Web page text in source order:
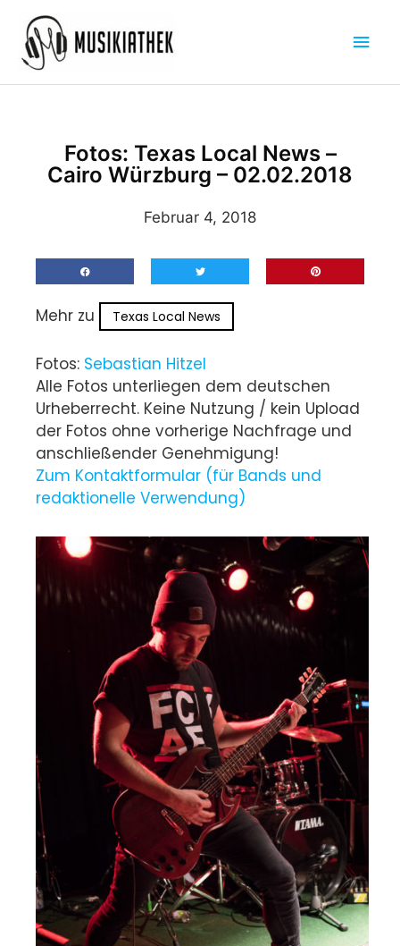
Inhalt
springen
Fotos: Texas Local News –
Cairo Würzburg – 02.02.2018
Februar 4, 2018
Mehr zu Texas Local News
Fotos: Sebastian Hitzel
Alle Fotos unterliegen dem deutschen
Urheberrecht. Keine Nutzung / kein Upload
der Fotos ohne vorherige Nachfrage und
anschließender Genehmigung!
Zum Kontaktformular (für Bands und
redaktionelle Verwendung)